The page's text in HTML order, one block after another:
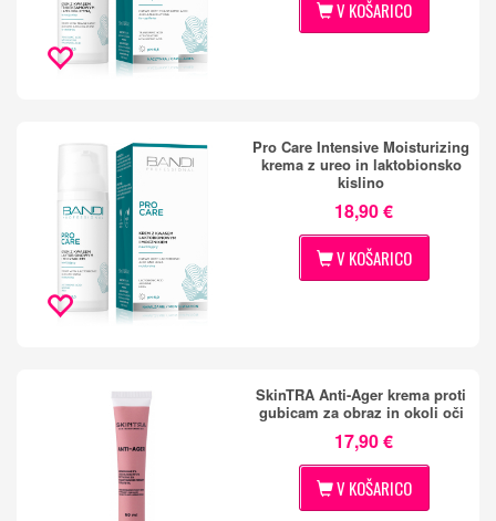
V KOŠARICO
Pro Care Intensive Moisturizing
krema z ureo in laktobionsko
kislino
18,90 €
V KOŠARICO
SkinTRA Anti-Ager krema proti
gubicam za obraz in okoli oči
17,90 €
V KOŠARICO